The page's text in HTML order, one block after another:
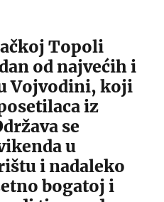
Topoli
od najvećih i
Vojvodini, koji
iz
se
u
i nadaleko
bogatoj i